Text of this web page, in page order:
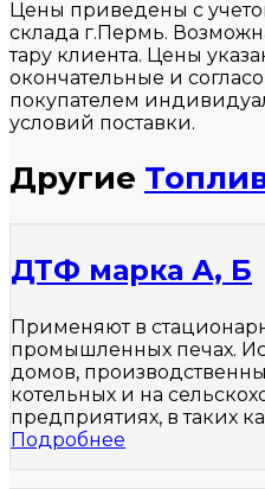
Цены приведены с
склада г.Пермь.
тару клиента. Цены
окончательные и
покупателем
условий поставки.
Другие
ДТФ марка А, Б
Применяют в
промышленных печах.
домов,
котельных и на
предприятиях, в таких
Подробнее